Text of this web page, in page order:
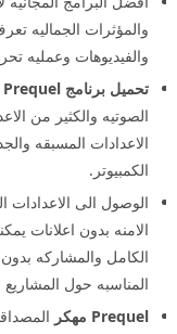
والمؤثرات الجماليه
والفيديوهات وعمليه
تحميل برنامج Prequel مهكر
الصوتيه والكثير من
الاعدادات المسبقه
الكمبيوتر.
الوصول الى
الامنه بدون اعلانات
الكامل والمشاركه
المناسبه حول
Prequel مهكر